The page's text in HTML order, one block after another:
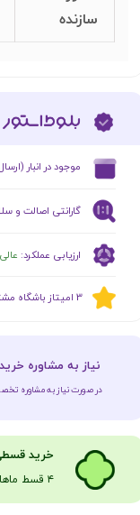
سازنده
گارانتی اصالت و
ارزیابی عملکرد: عالی
​موجود در انبار
​​3 امیتاز باشگاه مشتریان
​نیاز به مشاوره
در صورت نیاز به مشاوره
​​​خرید
۴ قسط ماهانه. بدون سود، چک و ضامن​​​​​​​